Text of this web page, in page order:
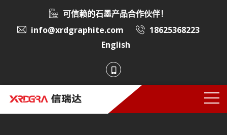
可信赖的石墨产品合作伙伴！
info@xrdgraphite.com
18625368223
English